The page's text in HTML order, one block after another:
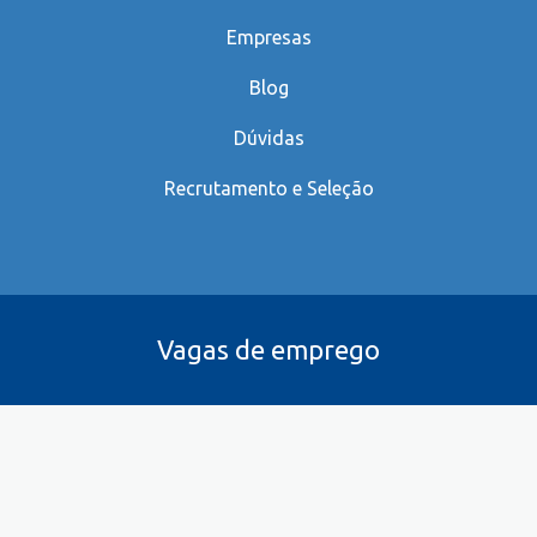
Empresas
Blog
Dúvidas
Recrutamento e Seleção
Vagas de emprego